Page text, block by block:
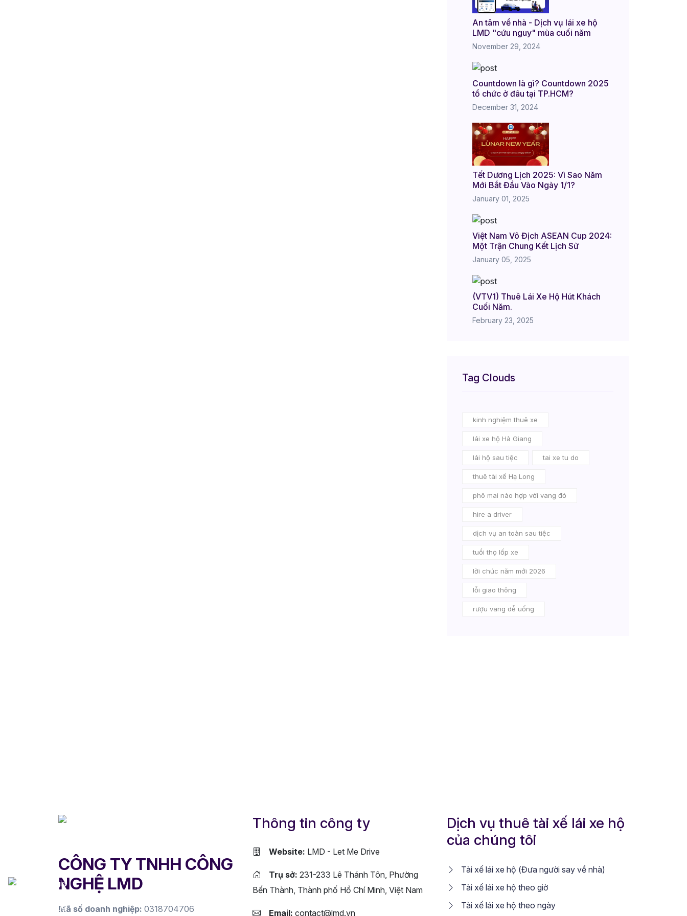
An tâm về nhà - Dịch vụ lái xe hộ
LMD "cứu nguy" mùa cuối năm
November 29, 2024
Countdown là gì? Countdown 2025
tổ chức ở đâu tại TP.HCM?
December 31, 2024
Tết Dương Lịch 2025: Vì Sao Năm
Mới Bắt Đầu Vào Ngày 1/1?
January 01, 2025
Việt Nam Vô Địch ASEAN Cup 2024:
Một Trận Chung Kết Lịch Sử
January 05, 2025
(VTV1) Thuê Lái Xe Hộ Hút Khách
Cuối Năm.
February 23, 2025
Tag Clouds
kinh nghiệm thuê xe
lái xe hộ Hà Giang
lái hộ sau tiệc tai xe tu do
thuê tài xế Hạ Long
phô mai nào hợp với vang đỏ
hire a driver
dịch vụ an toàn sau tiệc
tuổi thọ lốp xe
lời chúc năm mới 2026
lỗi giao thông
rượu vang dễ uống
CÔNG TY TNHH CÔNG
NGHỆ LMD
Mã số doanh nghiệp: 0318704706
Thông tin công ty
Website: LMD - Let Me Drive
Trụ sở: 231-233 Lê Thánh Tôn, Phường
Bến Thành, Thành phố Hồ Chí Minh, Việt Nam
Email: contact@lmd.vn
Dịch vụ thuê tài xế lái xe hộ
của chúng tôi
Tài xế lái xe hộ (Đưa người say về nhà)
Tài xế lái xe hộ theo giờ
Tài xế lái xe hộ theo ngày